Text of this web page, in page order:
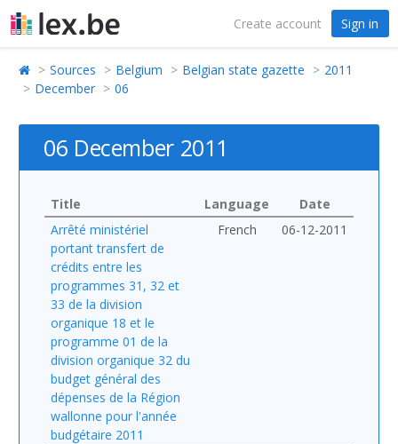
Create account Sign in
Sources Belgium Belgian state gazette
2011
December
06
06 December 2011
Title Language
Date
Arrêté ministériel
portant transfert de
crédits entre les
programmes 31, 32 et
33 de la division
organique 18 et le
programme 01 de la
division organique 32 du
budget général des
dépenses de la Région
wallonne pour l'année
budgétaire 2011
French 06-12-2011